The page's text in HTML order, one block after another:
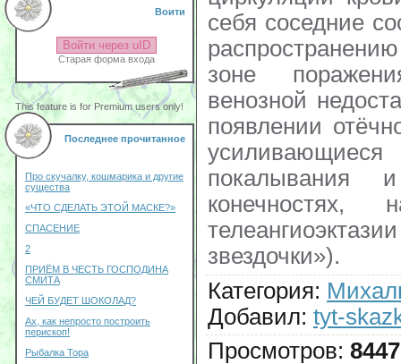
Воити
Войти через uID
Старая форма входа
This feature is for Premium users only!
Последнее прочитанное
Про скучалку, кошмарика и другие
существа
«ЧТО СДЕЛАТЬ ЭТОЙ МАСКЕ?»
СПАСЕНИЕ
2
ПРИЁМ В ЧЕСТЬ ГОСПОДИНА
СМИТА
ЧЕЙ БУДЕТ ШОКОЛАД?
Ах, как непросто построить
перископ!
Рыбалка Тора
себя соседние
зоне
венозной
появлении
покалывания
конечностях,
звездочки»).
Категория:
Добавил: tyt-
Просмотров: 8447